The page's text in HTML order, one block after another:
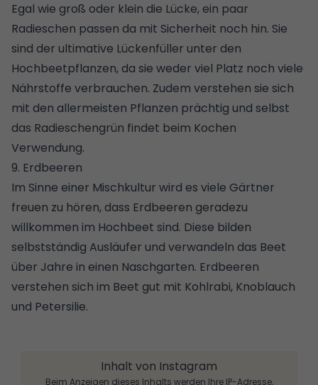
Egal wie groß oder klein die Lücke, ein paar
Radieschen passen da mit Sicherheit noch hin. Sie
sind der ultimative Lückenfüller unter den
Hochbeetpflanzen, da sie weder viel Platz noch viele
Nährstoffe verbrauchen. Zudem verstehen sie sich
mit den allermeisten Pflanzen prächtig und selbst
das Radieschengrün findet beim Kochen
Verwendung.
9. Erdbeeren
Im Sinne einer Mischkultur wird es viele Gärtner
freuen zu hören, dass Erdbeeren geradezu
willkommen im Hochbeet sind. Diese bilden
selbstständig Ausläufer und verwandeln das Beet
über Jahre in einen Naschgarten. Erdbeeren
verstehen sich im Beet gut mit Kohlrabi, Knoblauch
und Petersilie.
Inhalt von Instagram
Beim Anzeigen dieses Inhalts werden Ihre IP-Adresse,